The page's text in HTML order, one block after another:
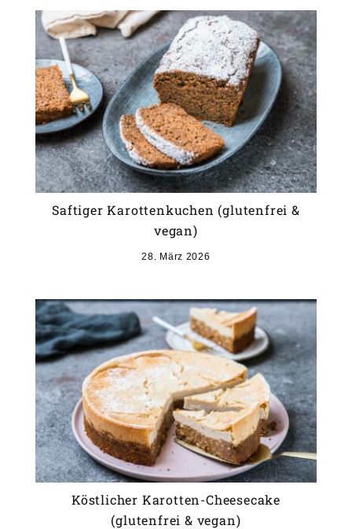
Saftiger Karottenkuchen (glutenfrei &
vegan)
28. März 2026
Köstlicher Karotten-Cheesecake
(glutenfrei & vegan)